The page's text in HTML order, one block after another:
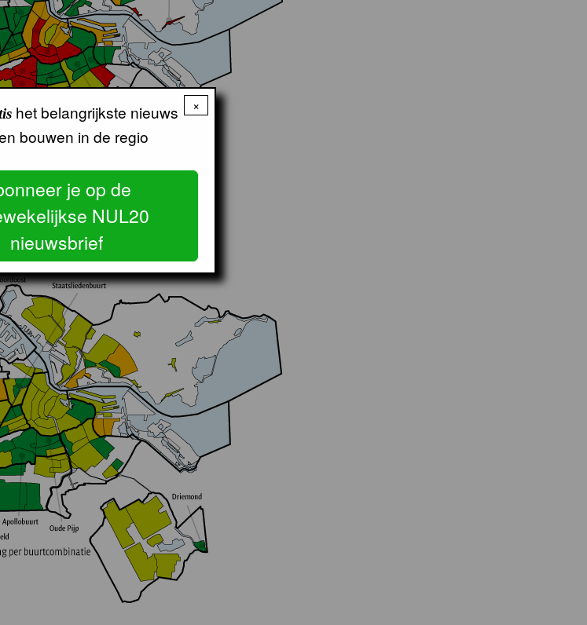
×
het belangrijkste nieuws
bouwen in de regio
je op de
NUL20
nieuwsbrief